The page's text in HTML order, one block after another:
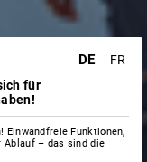
DE
FR
für
Einwandfreie Funktionen,
Ablauf – das sind die